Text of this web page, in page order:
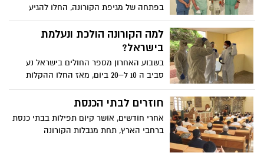
בפתחה של מגיפת הקורונה, החלו להגיע
דיווחים מסין אודות פגיעה בשריר הלב כחלק
מהשפעותיה של המחלה. ד״ר ישי סקלי,
רופא בכיר במערך הקרדיולוגי, יזם ביצוע של
שאושפזו בבית החולים, בכל דרגות חומרת
המחלה, במטרה לאתר פגיעה לבבית ראשונית
במצב במהלך האשפוז
למה הקורונה הולכת ונעלמת
בישראל?
בשבוע האחרון מספר החולים בישראל נע
סביב ה 10 ל–20 ביום, מאז החלו ההקלות
בסגר, למרות התקהלויות של אלפי בני אדם
בחופי הים, בתורים בחנויות, והפטור מלבישת
מגפת הקורונה שחזה שעם הסרת הסגר
מספר החולים היומיים ידעך? להפך, מודלים
חוזרים לבתי הכנסת
אחרי חודשים, אושר קיום תפילות בבתי כנסת
ברחבי הארץ, תחת מגבלות הקורונה